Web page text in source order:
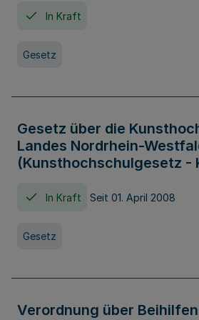
In Kraft
Gesetz
Gesetz über die
Landes Nordrhein-
(Kunsthochschulgesetz -
In Kraft Seit 01. April 2008
Gesetz
Verordnung über